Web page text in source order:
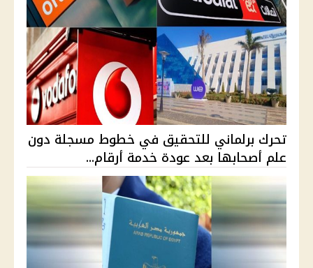
تحرك برلماني للتحقيق في خطوط مسجلة دون
علم أصحابها بعد عودة خدمة أرقام...